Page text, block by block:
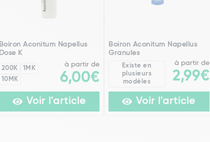
Boiron Aconitum Napellus
Dose K
200K
1MK
10MK
à partir de
6,00€
Voir l'article
Boiron Aconitum Napellus
Granules
Existe en
plusieurs
modèles
à partir de
2,99€
Voir l'article